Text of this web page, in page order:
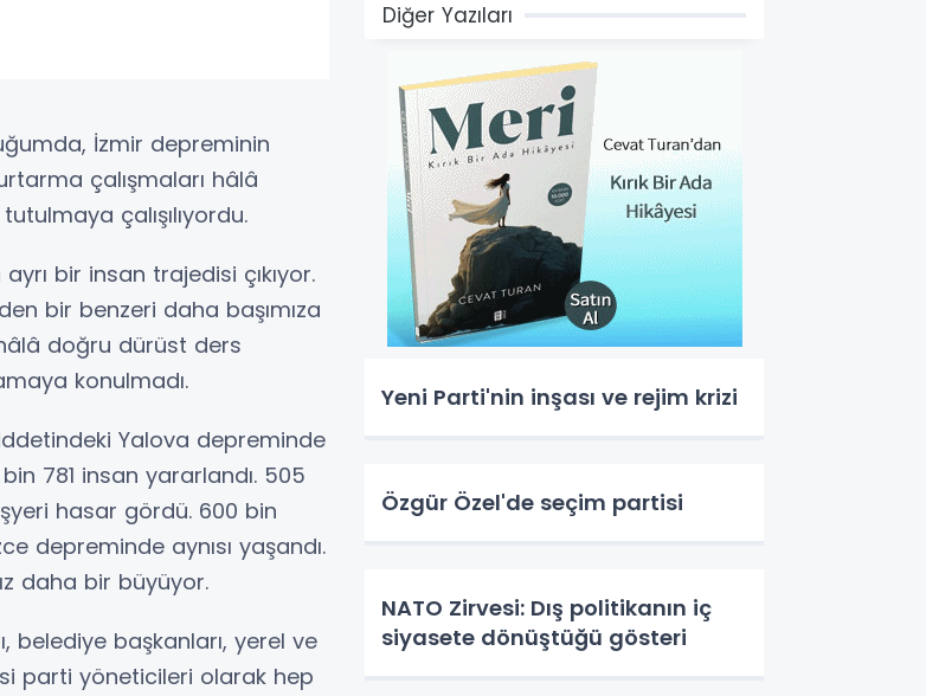
İzmir depreminin
çalışmaları hâlâ
çalışılıyordu.
bir insan trajedisi çıkıyor.
bir benzeri daha başımıza
doğru dürüst ders
konulmadı.
Yalova depreminde
781 insan yararlandı. 505
hasar gördü. 600 bin
depreminde aynısı yaşandı.
daha bir büyüyor.
belediye başkanları, yerel ve
parti yöneticileri olarak hep
Diğer Yazıları
Yeni Parti'nin inşası ve rejim krizi
Özgür Özel'de seçim partisi
NATO Zirvesi: Dış politikanın iç
siyasete dönüştüğü gösteri